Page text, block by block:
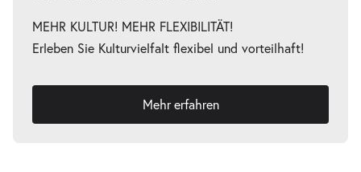
MEHR KULTUR! MEHR FLEXIBILITÄT!
Erleben Sie Kulturvielfalt flexibel und vorteilhaft!
Mehr erfahren